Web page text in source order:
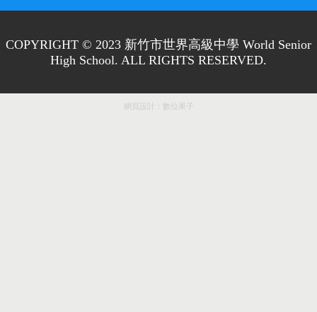
COPYRIGHT © 2023 新竹市世界高級中學 World Senior
High School. ALL RIGHTS RESERVED.
網頁設計： 數位果子